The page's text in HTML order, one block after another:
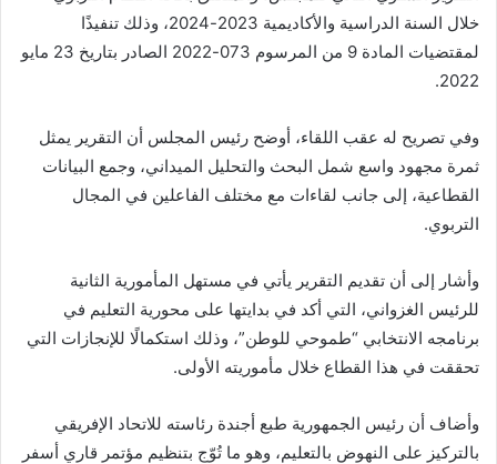
خلال السنة الدراسية والأكاديمية 2023-2024، وذلك تنفيذًا
لمقتضيات المادة 9 من المرسوم 073-2022 الصادر بتاريخ 23 مايو
2022.
وفي تصريح له عقب اللقاء، أوضح رئيس المجلس أن التقرير يمثل
ثمرة مجهود واسع شمل البحث والتحليل الميداني، وجمع البيانات
القطاعية، إلى جانب لقاءات مع مختلف الفاعلين في المجال
التربوي.
وأشار إلى أن تقديم التقرير يأتي في مستهل المأمورية الثانية
للرئيس الغزواني، التي أكد في بدايتها على محورية التعليم في
برنامجه الانتخابي “طموحي للوطن”، وذلك استكمالًا للإنجازات التي
تحققت في هذا القطاع خلال مأموريته الأولى.
وأضاف أن رئيس الجمهورية طبع أجندة رئاسته للاتحاد الإفريقي
بالتركيز على النهوض بالتعليم، وهو ما تُوّج بتنظيم مؤتمر قاري أسفر